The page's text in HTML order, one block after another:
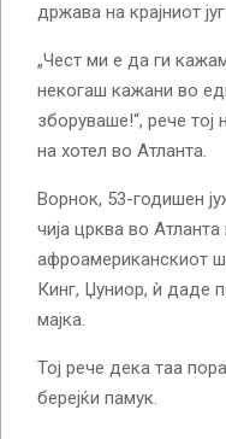
држава на крајниот
„Чест ми е да ги
некогаш кажани во
зборуваше!“, рече
на хотел во Атланта.
Ворнок, 53-годишен
чија црква во
афроамериканскиот
Кинг, Џуниор, ѝ даде
мајка.
Тој рече дека таа
берејќи памук.